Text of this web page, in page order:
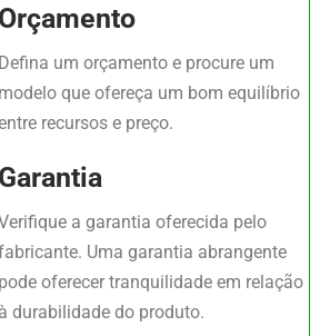
Orçamento
Defina um orçamento e procure um
modelo que ofereça um bom equilíbrio
recursos e preço.
Garantia
a garantia oferecida pelo
Uma garantia abrangente
pode oferecer tranquilidade em relação
à durabilidade do produto.